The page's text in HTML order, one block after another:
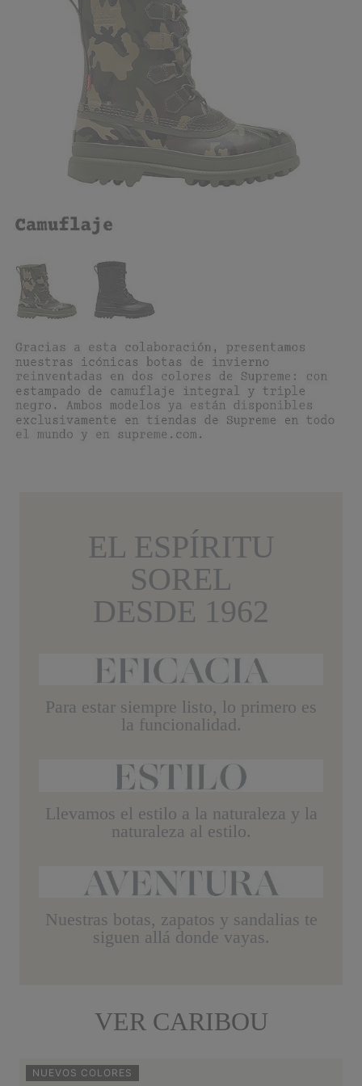
EL ESPÍRITU
SOREL
DESDE 1962
Para estar siempre listo, lo primero es
la funcionalidad.
Llevamos el estilo a la naturaleza y la
naturaleza al estilo.
Nuestras botas, zapatos y sandalias te
siguen allá donde vayas.
VER CARIBOU
NUEVOS COLORES